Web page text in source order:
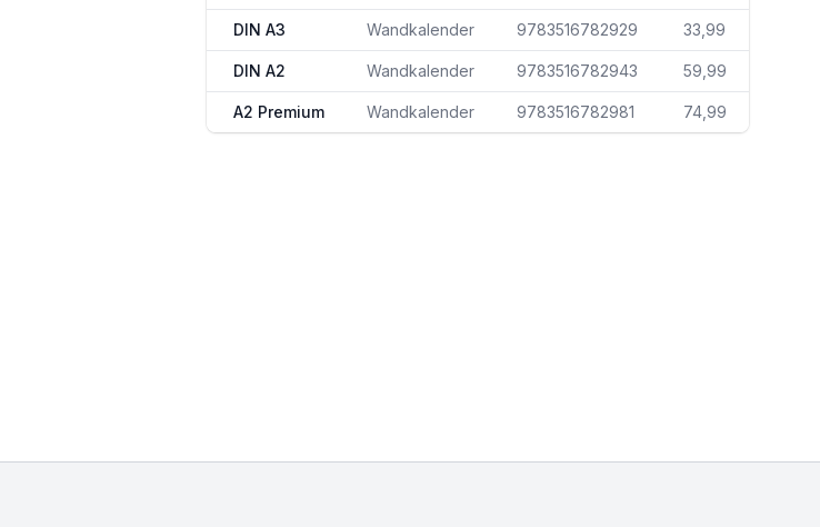
DIN A3 Wandkalender 9783516782929 33,99
DIN A2 Wandkalender 9783516782943 59,99
A2 Premium Wandkalender 9783516782981 74,99